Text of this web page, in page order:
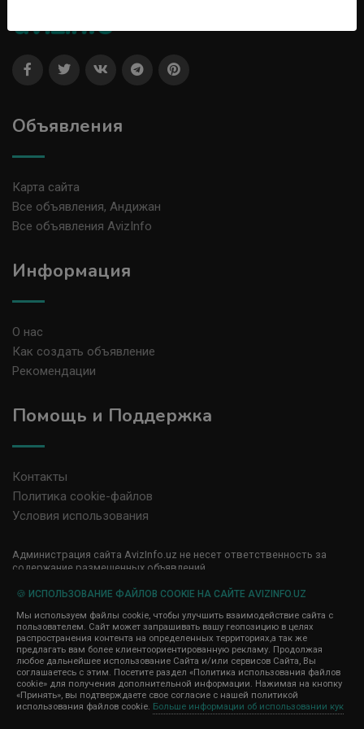
Объявления
Карта сайта
Все объявления, Андижан
Все объявления AvizInfo
Информация
О нас
Как создать объявление
Рекомендации
Помощь и Поддержка
Контакты
Политика cookie-файлов
Условия использования
Администрация сайта AvizInfo.uz не несет ответственность за
содержание размещенных объявлений.
передаем и не продаем личную информацию зарегистрированных
правила конфиденциальности сайтов на которые ссылается
AvizInfo.uz. На некоторых страницах нашего сайта представлена
реклама Google Adsense Advertising Network. Чтобы узнать
подробней о правилах конфиденциальности Google нажмите тут
🍪 ИСПОЛЬЗОВАНИЕ ФАЙЛОВ COOKIE НА САЙТЕ AVIZINFO.UZ
Мы используем файлы cookie, чтобы улучшить взаимодействие сайта с
пользователем. Сайт может запрашивать вашу геопозицию в целях
распространения контента на определенных территориях,а так же
предлагать вам более клиентоориентированную рекламу. Продолжая
любое дальнейшее использование Сайта и/или сервисов Сайта, Вы
соглашаетесь с этим. Посетите раздел «Политика использования файлов
cookie» для получения дополнительной информации. Нажимая на кнопку
«Принять», вы подтверждаете свое согласие с нашей политикой
использования файлов cookie. Больше информации об использовании кук